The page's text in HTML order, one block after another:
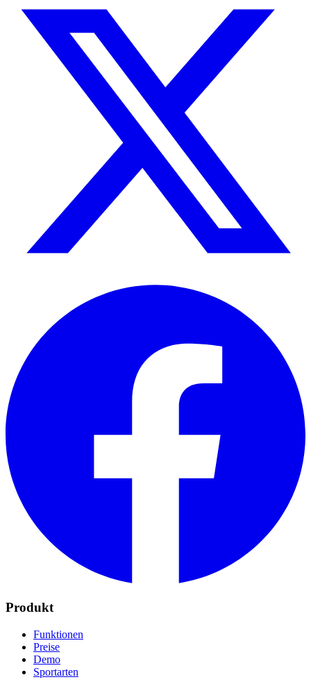
Produkt
Funktionen
Preise
Demo
Sportarten